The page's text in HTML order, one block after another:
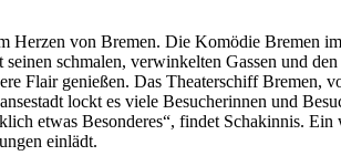
Herzen von Bremen. Die Komödie Bremen
schmalen, verwinkelten Gassen und
Flair genießen. Das Theaterschiff Bremen,
lockt es viele Besucherinnen und
etwas Besonderes“, findet Schakinnis.
einlädt.